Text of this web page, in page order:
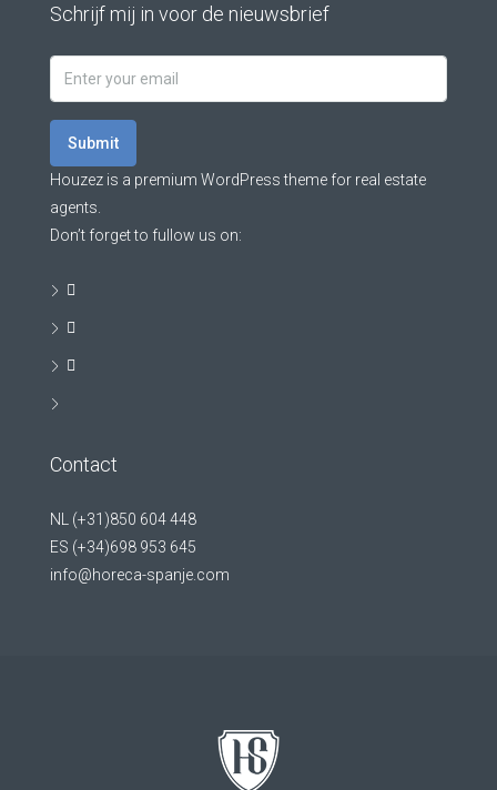
Schrijf mij in voor de nieuwsbrief
Submit
Houzez is a premium WordPress theme for real estate
agents.
Don’t forget to fullow us on:
Contact
NL (+31)850 604 448
ES (+34)698 953 645
info@horeca-spanje.com